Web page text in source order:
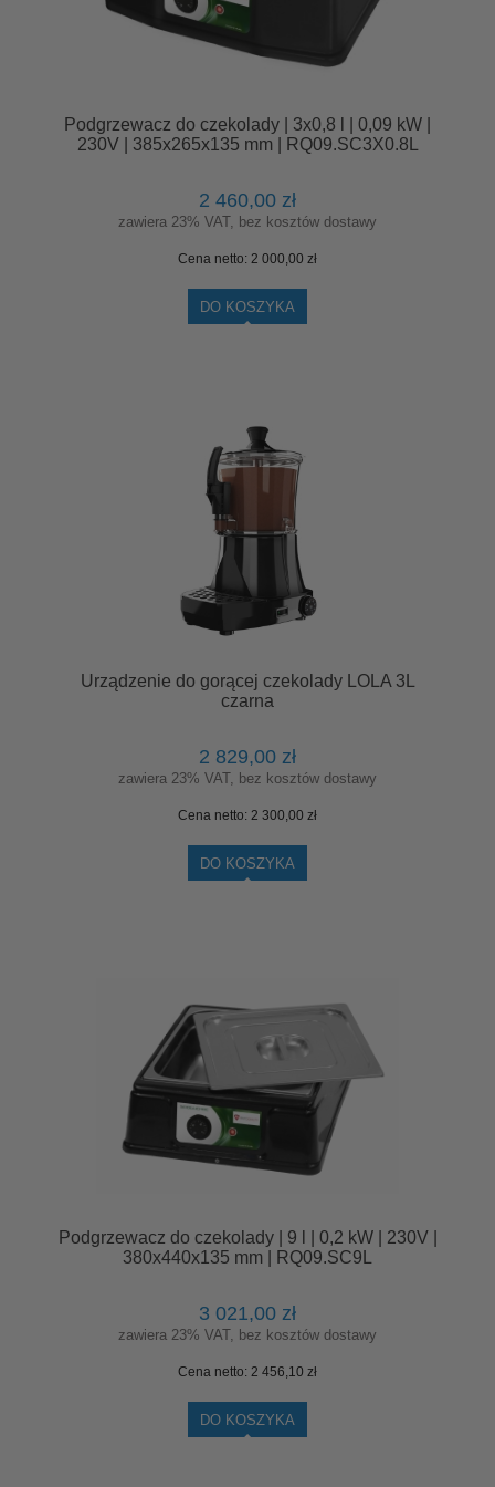
Podgrzewacz do czekolady | 3x0,8 l | 0,09 kW |
230V | 385x265x135 mm | RQ09.SC3X0.8L
2 460,00 zł
zawiera 23% VAT, bez kosztów dostawy
Cena netto: 2 000,00 zł
DO KOSZYKA
Urządzenie do gorącej czekolady LOLA 3L
czarna
2 829,00 zł
zawiera 23% VAT, bez kosztów dostawy
Cena netto: 2 300,00 zł
DO KOSZYKA
Podgrzewacz do czekolady | 9 l | 0,2 kW | 230V |
380x440x135 mm | RQ09.SC9L
3 021,00 zł
zawiera 23% VAT, bez kosztów dostawy
Cena netto: 2 456,10 zł
DO KOSZYKA